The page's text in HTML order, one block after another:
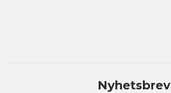
Nyhetsbrev